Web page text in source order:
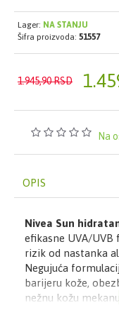
Na
1.945,90 RSD
Lager: NA STANJU
Šifra proizvoda: 51557
OPIS
Nivea Sun
efikasne UVA/
rizik od nastanka
Negujuća
barijeru kože,
nežnu kožu